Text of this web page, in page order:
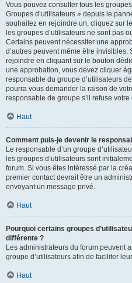
Vous pouvez consulter tous les
Groupes d’utilisateurs » depuis le
souhaitez en rejoindre un, cliquez sur
les groupes d’utilisateurs ne sont pas
Certains peuvent nécessiter une
d’autres peuvent même être
rejoindre en cliquant sur le bouton
une approbation, vous devez cliquer
responsable du groupe d’utilisateurs
pourra vous demander la raison de
responsable de groupe s’il refuse votre
Haut
Comment puis-je devenir le
Le responsable d’un groupe
les groupes d’utilisateurs sont
forum. Si vous êtes intéressé par la
premier contact devrait être un
envoyant un message privé.
Haut
Pourquoi certains groupes
différente ?
Les administrateurs du forum peuvent
groupe d’utilisateurs afin de faciliter
Haut